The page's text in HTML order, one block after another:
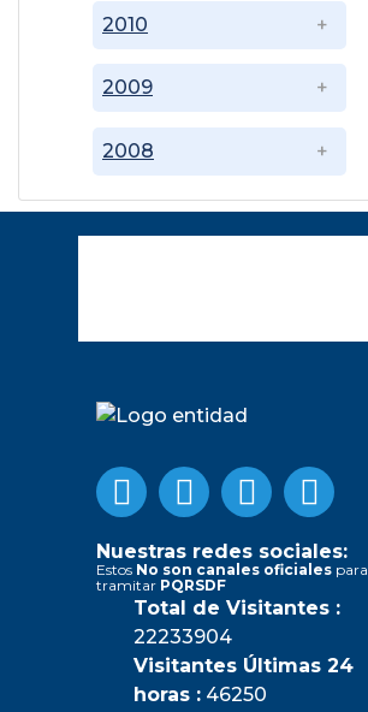
2008
2009
2010
Nuestras redes sociales:
Estos No son canales oficiales para
tramitar PQRSDF
Total de Visitantes :
22233904
Visitantes Últimas 24
horas : 46250